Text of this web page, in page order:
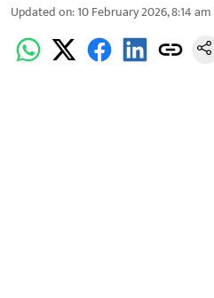
Updated on:10 February 2026, 8:14 am